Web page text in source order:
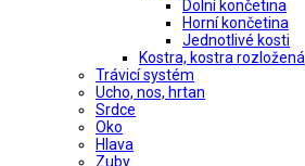
Dolní končetina
Horní končetina
Jednotlivé kosti
Kostra, kostra rozložená
Trávicí systém
Ucho, nos, hrtan
Srdce
Oko
Hlava
Zuby